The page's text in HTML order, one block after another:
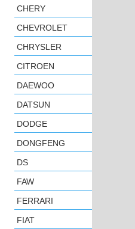
CHERY
CHEVROLET
CHRYSLER
CITROEN
DAEWOO
DATSUN
DODGE
DONGFENG
DS
FAW
FERRARI
FIAT